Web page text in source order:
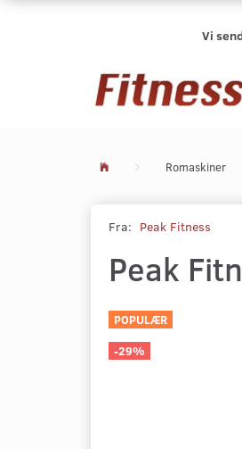
Vi
Romaskiner
Fra: Peak Fitness
Peak
POPULÆR
-29%